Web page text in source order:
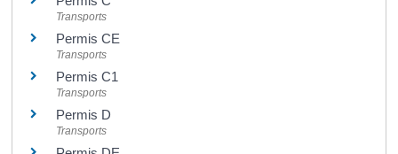
Transports
Permis CE
Transports
Permis C1
Transports
Permis D
Transports